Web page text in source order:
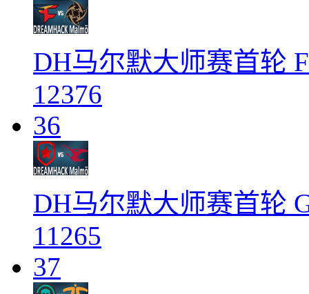
DH马尔默大师赛首轮
12376
36
DH马尔默大师赛首轮
11265
37